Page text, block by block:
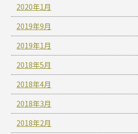
2020年1月
2019年9月
2019年1月
2018年5月
2018年4月
2018年3月
2018年2月